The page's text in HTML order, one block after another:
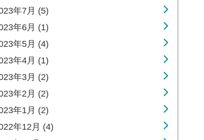
年7月 (5)
年6月 (1)
年5月 (4)
年4月 (1)
年3月 (2)
年2月 (2)
年1月 (2)
年12月 (4)